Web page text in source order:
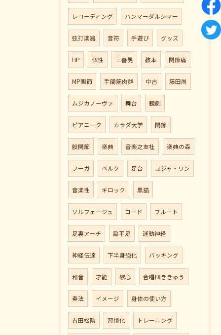
レコーディング ハンマーダルシマー
弦打楽器 音符 手遊び グッズ
HP 個性 三善晃 教本 関節痛
MP関節 手間筋肉群 中古 藤田尚
ムジカノーヴァ 舞台 観劇
ピアニーク カラダ大学 関節
股関節 楽典 音楽之友社 楽典の森
フーガ ベルク 足台 ユジャ・ワン
音楽性 ギロック 黒猫
ソルフェージュ コード フルート
足裏アーチ 扁平足 運動神経
神経伝達 下半身強化 バッキング
和音 才能 歌心 合唱団ききゅう
奏法 イメージ 身体の使い方
吉田松陰 習慣化 トレーニング